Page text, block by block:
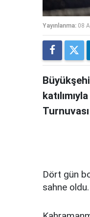
Yayınlanma: 08
Dört gün
sahne